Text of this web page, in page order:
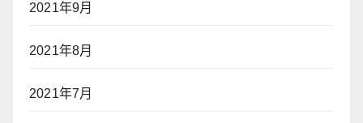
2021年9月
2021年8月
2021年7月